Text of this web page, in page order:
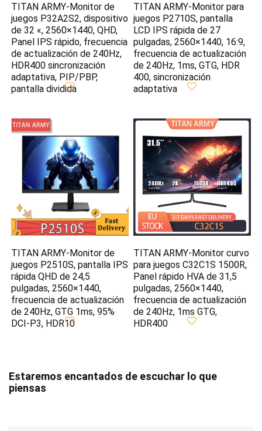
TITAN ARMY-Monitor de
juegos P32A2S2, dispositivo
de 32 «, 2560×1440, QHD,
Panel IPS rápido, frecuencia
de actualización de 240Hz,
HDR400 sincronización
adaptativa, PIP/PBP,
pantalla dividida
TITAN ARMY-Monitor para
juegos P2710S, pantalla
LCD IPS rápida de 27
pulgadas, 2560×1440, 16:9,
frecuencia de actualización
de 240Hz, 1ms, GTG, HDR
400, sincronización
adaptativa
TITAN ARMY-Monitor de
juegos P2510S, pantalla IPS
rápida QHD de 24,5
pulgadas, 2560×1440,
frecuencia de actualización
de 240Hz, GTG 1ms, 95%
DCI-P3, HDR10
TITAN ARMY-Monitor curvo
para juegos C32C1S 1500R,
Panel rápido HVA de 31,5
pulgadas, 2560×1440,
frecuencia de actualización
de 240Hz, 1ms GTG,
HDR400
Estaremos encantados de escuchar lo que
piensas